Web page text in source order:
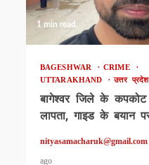
1 min read
BAGESHWAR
CRIME
UTTARAKHAND
उत्तर प्रदेश
बागेश्वर जिले के
लापता, गाइड के बयान
nityasamacharuk@gmail.com
ago